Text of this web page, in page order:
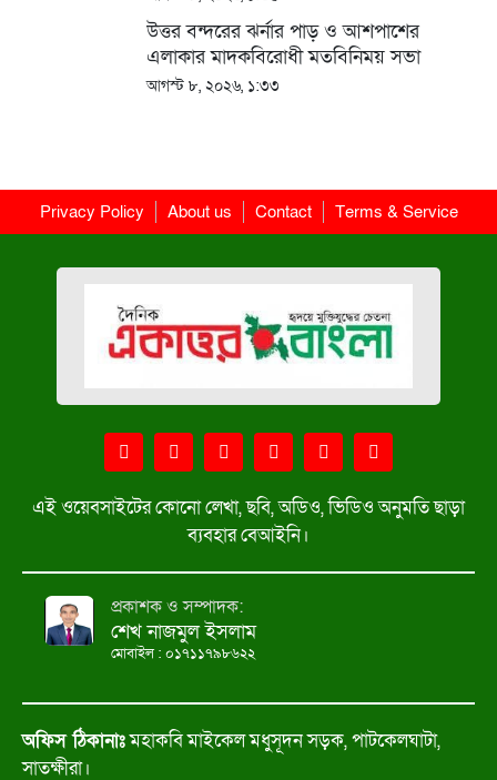
উত্তর বন্দরের ঝর্নার পাড় ও আশপাশের
এলাকার মাদকবিরোধী মতবিনিময় সভা
আগস্ট ৮, ২০২৬, ১:৩৩
Privacy Policy About us Contact Terms & Service
এই ওয়েবসাইটের কোনো লেখা, ছবি, অডিও, ভিডিও অনুমতি ছাড়া
ব্যবহার বেআইনি।
প্রকাশক ও সম্পাদক:
শেখ নাজমুল ইসলাম
মোবাইল : ০১৭১১৭৯৮৬২২
অফিস ঠিকানাঃমহাকবি মাইকেল মধুসূদন সড়ক, পাটকেলঘাটা,
সাতক্ষীরা।